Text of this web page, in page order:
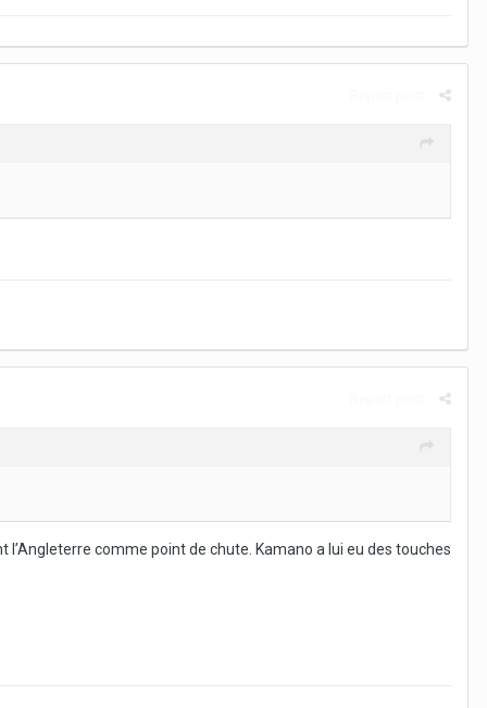
comme point de chute. Kamano a lui eu des touches